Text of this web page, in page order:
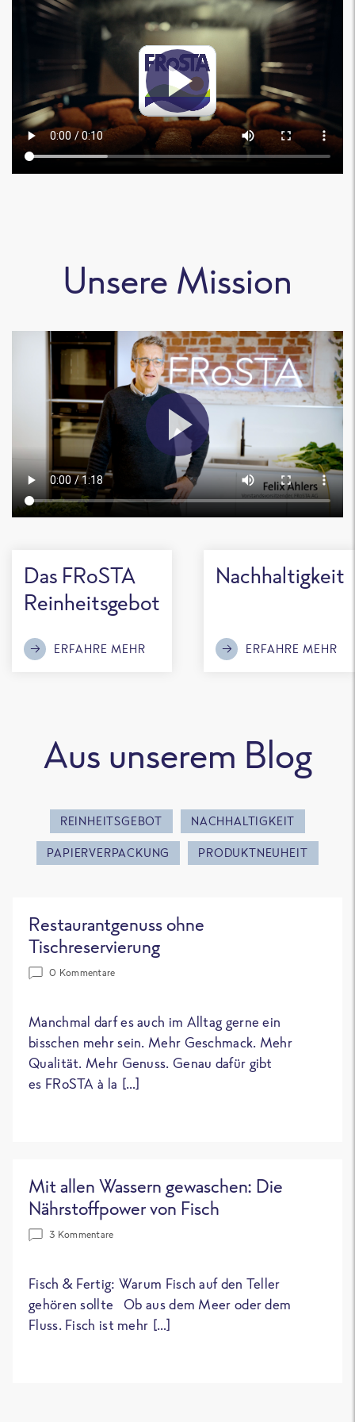
Unsere Mission
Das FRoSTA
Reinheitsgebot
ERFAHRE MEHR
Nachhaltigkeit
ERFAHRE MEHR
Aus unserem Blog
REINHEITSGEBOT NACHHALTIGKEIT
PAPIERVERPACKUNG PRODUKTNEUHEIT
Restaurantgenuss ohne
Tischreservierung
0 Kommentare
Manchmal darf es auch im Alltag gerne ein
bisschen mehr sein. Mehr Geschmack. Mehr
Qualität. Mehr Genuss. Genau dafür gibt
es FRoSTA à la […]
Mit allen Wassern gewaschen: Die
Nährstoffpower von Fisch
3 Kommentare
Fisch & Fertig: Warum Fisch auf den Teller
gehören sollte Ob aus dem Meer oder dem
Fluss. Fisch ist mehr […]